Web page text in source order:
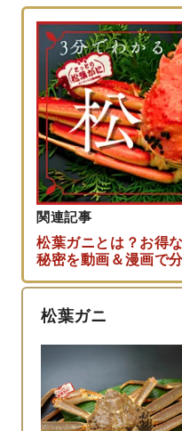
関連記事
松葉ガニとは？お得
秘密を動画＆漫画で
松葉ガニ